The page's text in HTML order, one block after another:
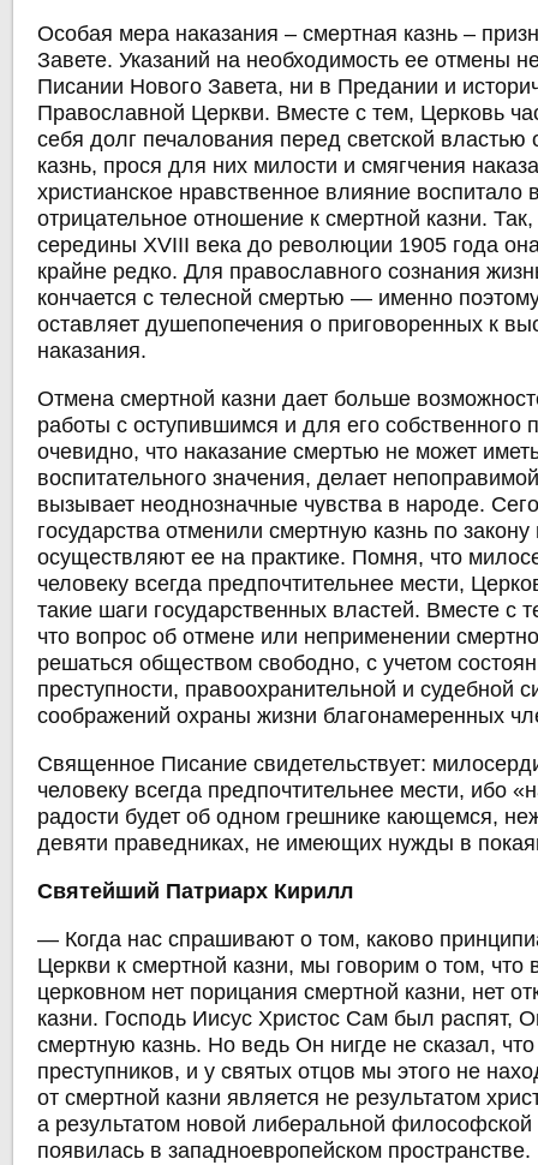
Особая мера наказания – смертная казнь –
Завете. Указаний на необходимость ее отмены
Писании Нового Завета, ни в Предании и
Православной Церкви. Вместе с тем, Церковь
себя долг печалования перед светской
казнь, прося для них милости и смягчения
христианское нравственное влияние воспитало
отрицательное отношение к смертной казни.
середины XVIII века до революции 1905 года
крайне редко. Для православного сознания
кончается с телесной смертью — именно
оставляет душепопечения о приговоренных к
наказания.
Отмена смертной казни дает больше
работы с оступившимся и для его собственного
очевидно, что наказание смертью не может
воспитательного значения, делает
вызывает неоднозначные чувства в народе.
государства отменили смертную казнь по
осуществляют ее на практике. Помня, что
человеку всегда предпочтительнее мести,
такие шаги государственных властей. Вместе с
что вопрос об отмене или неприменении
решаться обществом свободно, с учетом
преступности, правоохранительной и судебной
соображений охраны жизни благонамеренных
Священное Писание свидетельствует:
человеку всегда предпочтительнее мести, ибо
радости будет об одном грешнике кающемся,
девяти праведниках, не имеющих нужды в
Святейший Патриарх Кирилл
— Когда нас спрашивают о том, каково
Церкви к смертной казни, мы говорим о том, что
церковном нет порицания смертной казни, нет
казни. Господь Иисус Христос Сам был распят,
смертную казнь. Но ведь Он нигде не сказал, что
преступников, и у святых отцов мы этого не
от смертной казни является не результатом
а результатом новой либеральной философской
появилась в западноевропейском пространстве.